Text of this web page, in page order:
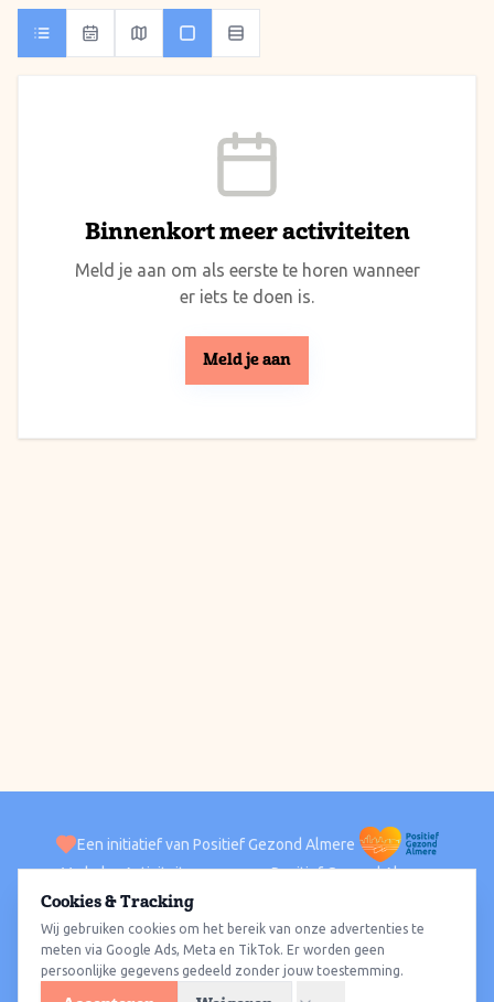
Binnenkort meer activiteiten
Meld je aan om als eerste te horen wanneer
er iets te doen is.
Meld je aan
Een initiatief van Positief Gezond Almere
VerhalenActiviteiten Positief Gezond Almere
ACTIVITEITEN PER WIJK
Alle wijkenAlmere HavenAlmere StadAlmere BuitenAlmere Poort
Almere HoutAlmere OosterwoldWat te doen
Cookies & Tracking
Wij gebruiken cookies om het bereik van onze advertenties te
meten via Google Ads, Meta en TikTok. Er worden geen
persoonlijke gegevens gedeeld zonder jouw toestemming.